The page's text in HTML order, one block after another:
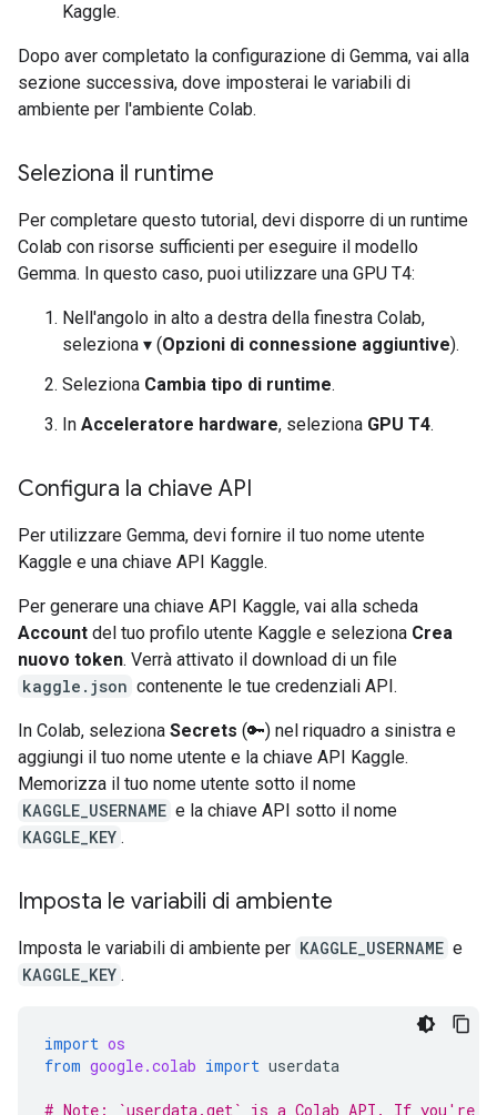
Kaggle.
Dopo aver completato la configurazione di Gemma, vai alla
sezione successiva, dove imposterai le variabili di
ambiente per l'ambiente Colab.
Seleziona il runtime
Per completare questo tutorial, devi disporre di un runtime
Colab con risorse sufficienti per eseguire il modello
Gemma. In questo caso, puoi utilizzare una GPU T4:
Nell'angolo in alto a destra della finestra Colab,
seleziona ▾ (Opzioni di connessione aggiuntive).
Seleziona Cambia tipo di runtime.
In Acceleratore hardware, seleziona GPU T4.
Configura la chiave API
Per utilizzare Gemma, devi fornire il tuo nome utente
Kaggle e una chiave API Kaggle.
Per generare una chiave API Kaggle, vai alla scheda
Account del tuo profilo utente Kaggle e seleziona Crea
nuovo token. Verrà attivato il download di un file
kaggle.json contenente le tue credenziali API.
In Colab, seleziona Secrets (🔑) nel riquadro a sinistra e
aggiungi il tuo nome utente e la chiave API Kaggle.
Memorizza il tuo nome utente sotto il nome
KAGGLE_USERNAME e la chiave API sotto il nome
KAGGLE_KEY .
Imposta le variabili di ambiente
Imposta le variabili di ambiente per KAGGLE_USERNAME e
KAGGLE_KEY .
import os
from google.colab import userdata
# Note: `userdata.get` is a Colab API. If you're